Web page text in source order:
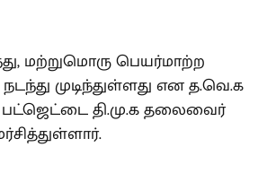
மற்றுமொரு பெயர்மாற்ற
முடிந்துள்ளது என த.வெ.க
தி.மு.க தலைவைர்